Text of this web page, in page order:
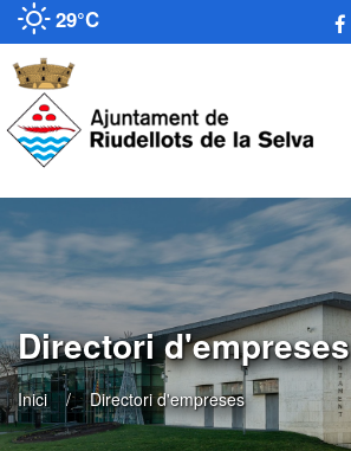
29°C
Directori d'empreses
Inici Directori d'empreses